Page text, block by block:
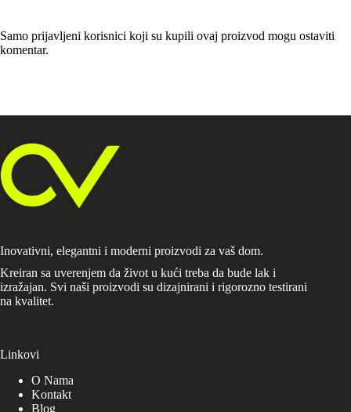
Samo prijavljeni korisnici koji su kupili ovaj proizvod mogu ostaviti
komentar.
Inovativni, elegantni i moderni proizvodi za vaš dom.
Kreiran sa uverenjem da život u kući treba da bude lak i
izražajan. Svi naši proizvodi su dizajnirani i rigorozno testirani
na kvalitet.
Linkovi
O Nama
Kontakt
Blog